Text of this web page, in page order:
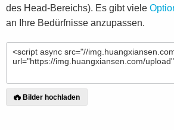
des Head-Bereichs). Es gibt viele
an Ihre Bedürfnisse anzupassen.
Bilder hochladen